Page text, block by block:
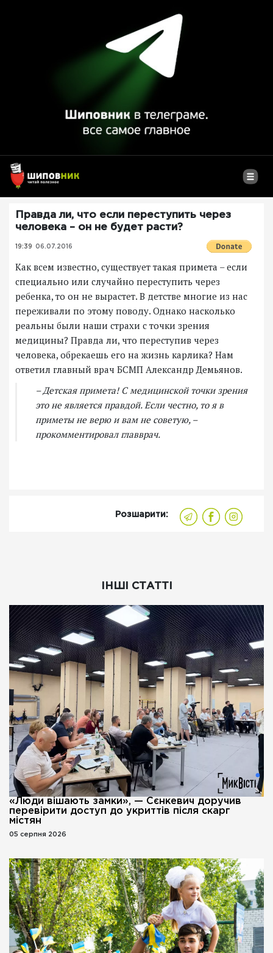
Правда ли, что если переступить через
человека – он не будет расти?
19:39 06.07.2016
Как всем известно, существует такая примета – если
специально или случайно переступить через
ребенка, то он не вырастет. В детстве многие из нас
переживали по этому поводу. Однако насколько
реальны были наши страхи с точки зрения
медицины? Правда ли, что переступив через
человека, обрекаешь его на жизнь карлика? Нам
ответил главный врач БСМП Александр Демьянов.
– Детская примета! С медицинской точки зрения
это не является правдой. Если честно, то я в
приметы не верю и вам не советую, –
прокомментировал главврач.
Розшарити:
ІНШІ СТАТТІ
«Люди вішають замки», — Сєнкевич доручив
перевірити доступ до укриттів після скарг
містян
05 серпня 2026